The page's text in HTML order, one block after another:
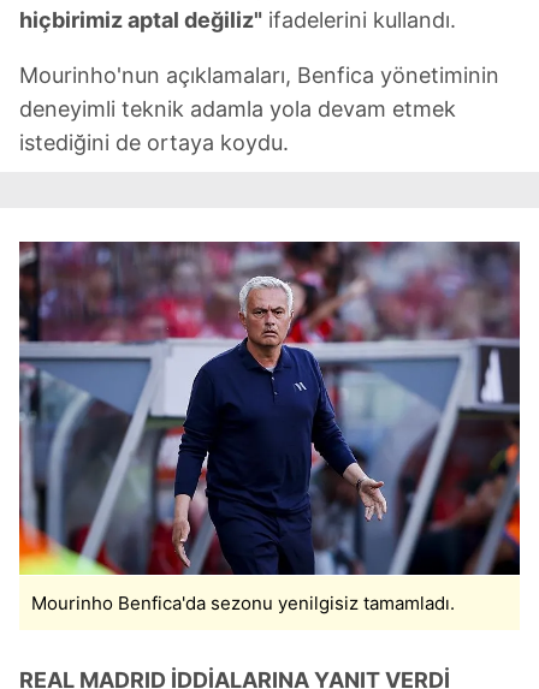
hiçbirimiz aptal değiliz" ifadelerini kullandı.
Mourinho'nun açıklamaları, Benfica yönetiminin
deneyimli teknik adamla yola devam etmek
istediğini de ortaya koydu.
Mourinho Benfica'da sezonu yenilgisiz tamamladı.
REAL MADRID İDDİALARINA YANIT VERDİ